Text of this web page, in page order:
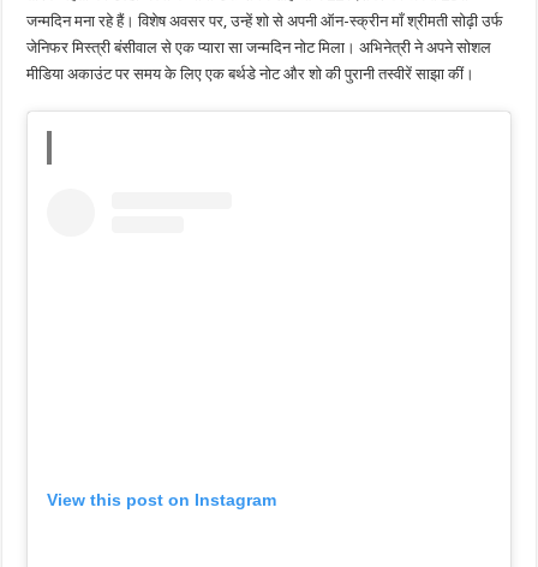
जन्मदिन मना रहे हैं। विशेष अवसर पर, उन्हें शो से अपनी ऑन-स्क्रीन माँ श्रीमती सोढ़ी उर्फ
जेनिफर मिस्त्री बंसीवाल से एक प्यारा सा जन्मदिन नोट मिला। अभिनेत्री ने अपने सोशल
मीडिया अकाउंट पर समय के लिए एक बर्थडे नोट और शो की पुरानी तस्वीरें साझा कीं।
View this post on Instagram